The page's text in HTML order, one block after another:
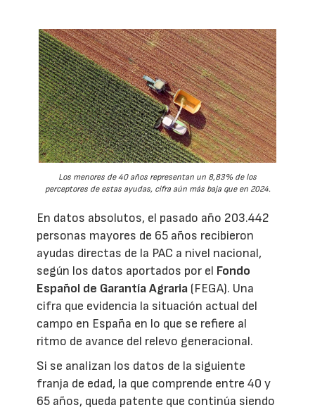
Los menores de 40 años representan un 8,83% de los
perceptores de estas ayudas, cifra aún más baja que en 2024.
En datos absolutos, el pasado año 203.442
personas mayores de 65 años recibieron
ayudas directas de la PAC a nivel nacional,
según los datos aportados por el Fondo
Español de Garantía Agraria (FEGA). Una
cifra que evidencia la situación actual del
campo en España en lo que se refiere al
ritmo de avance del relevo generacional.
Si se analizan los datos de la siguiente
franja de edad, la que comprende entre 40 y
65 años, queda patente que continúa siendo